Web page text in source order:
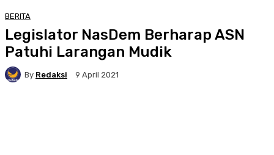
BERITA
Legislator NasDem Berharap ASN
Patuhi Larangan Mudik
By Redaksi 9 April 2021